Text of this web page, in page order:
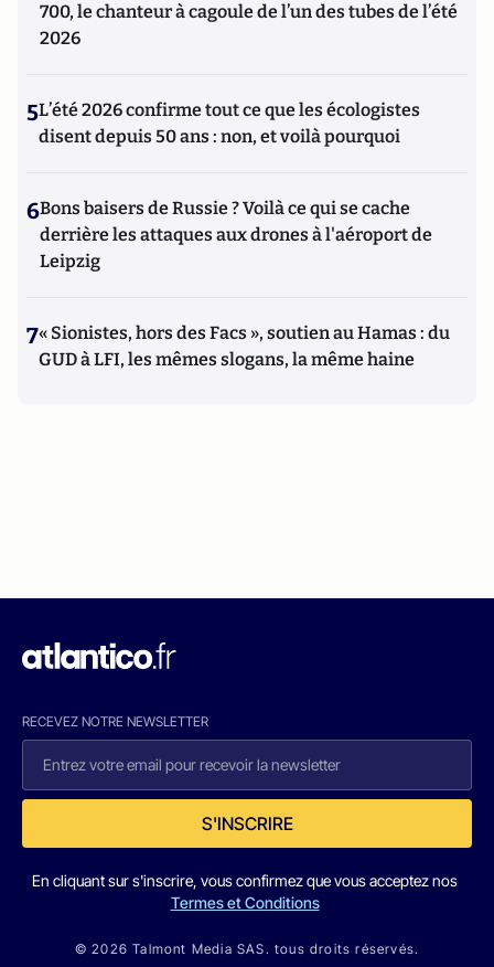
700, le chanteur à cagoule de l’un des tubes de l’été
2026
5L’été 2026 confirme tout ce que les écologistes
disent depuis 50 ans : non, et voilà pourquoi
6Bons baisers de Russie ? Voilà ce qui se cache
derrière les attaques aux drones à l'aéroport de
Leipzig
7« Sionistes, hors des Facs », soutien au Hamas : du
GUD à LFI, les mêmes slogans, la même haine
RECEVEZ NOTRE NEWSLETTER
S'INSCRIRE
En cliquant sur s'inscrire, vous confirmez que vous acceptez nos
Termes et Conditions
© 2026 Talmont Media SAS. tous droits réservés.